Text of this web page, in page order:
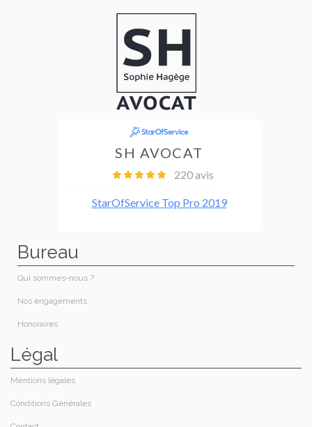
Bureau
Qui sommes-nous ?
Nos engagements
Honoraires​
Légal
Mentions légales
Conditions Générales